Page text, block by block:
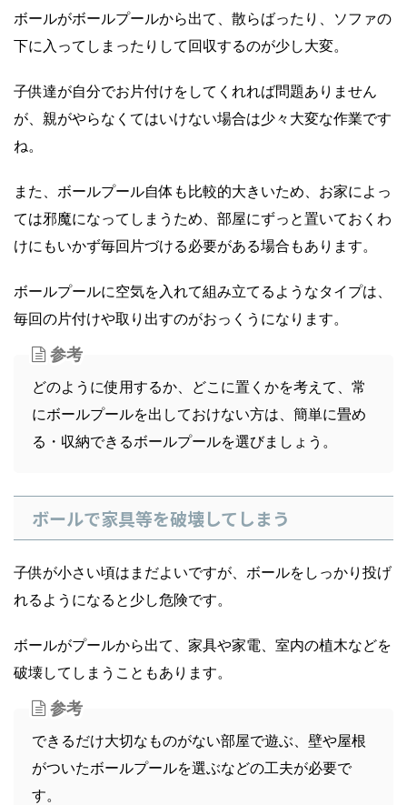
ボールがボールプールから出て、散らばったり、ソファの
下に入ってしまったりして回収するのが少し大変。
子供達が自分でお片付けをしてくれれば問題ありません
が、親がやらなくてはいけない場合は少々大変な作業です
ね。
また、ボールプール自体も比較的大きいため、お家によっ
ては邪魔になってしまうため、部屋にずっと置いておくわ
けにもいかず毎回片づける必要がある場合もあります。
ボールプールに空気を入れて組み立てるようなタイプは、
毎回の片付けや取り出すのがおっくうになります。
参考
どのように使用するか、どこに置くかを考えて、常
にボールプールを出しておけない方は、簡単に畳め
る・収納できるボールプールを選びましょう。
ボールで家具等を破壊してしまう
子供が小さい頃はまだよいですが、ボールをしっかり投げ
れるようになると少し危険です。
ボールがプールから出て、家具や家電、室内の植木などを
破壊してしまうこともあります。
参考
できるだけ大切なものがない部屋で遊ぶ、壁や屋根
がついたボールプールを選ぶなどの工夫が必要で
す。